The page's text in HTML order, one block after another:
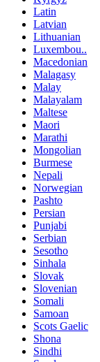
Latin
Latvian
Lithuanian
Luxembou..
Macedonian
Malagasy
Malay
Malayalam
Maltese
Maori
Marathi
Mongolian
Burmese
Nepali
Norwegian
Pashto
Persian
Punjabi
Serbian
Sesotho
Sinhala
Slovak
Slovenian
Somali
Samoan
Scots Gaelic
Shona
Sindhi